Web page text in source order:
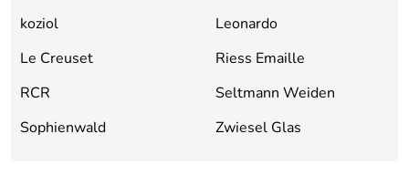
koziol
Leonardo
Le Creuset
Riess Emaille
RCR
Seltmann Weiden
Sophienwald
Zwiesel Glas